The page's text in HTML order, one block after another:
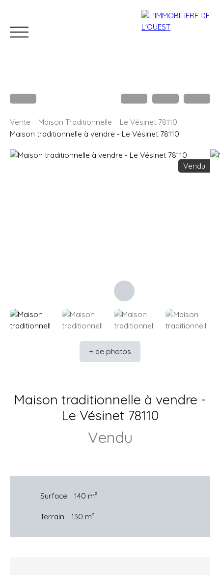
Estimation
Vente Maison Traditionnelle
Le Vésinet 78110
Maison traditionnelle à vendre - Le Vésinet 78110
Vendu
+ de photos
Maison traditionnelle à vendre -
Le Vésinet 78110
Vendu
Surface : 140 m²
Terrain : 130 m²